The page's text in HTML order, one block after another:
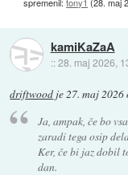
spremenil:tony1 (28. maj
kamiKaZaA
::28. maj 2026,
driftwood je27. maj 2026
Ja, ampak, če bo
zaradi tega osip
Ker, če bi jaz dobil
dan.